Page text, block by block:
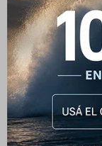
moderno,
aseguran
Este jogger
en casa o
siempre